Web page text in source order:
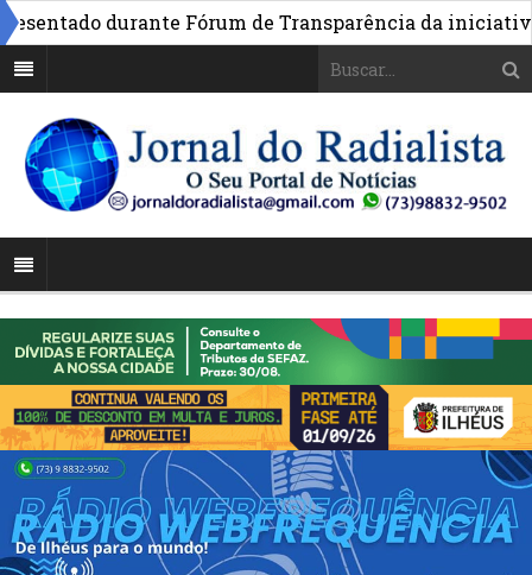
durante Fórum de Transparência da iniciativa